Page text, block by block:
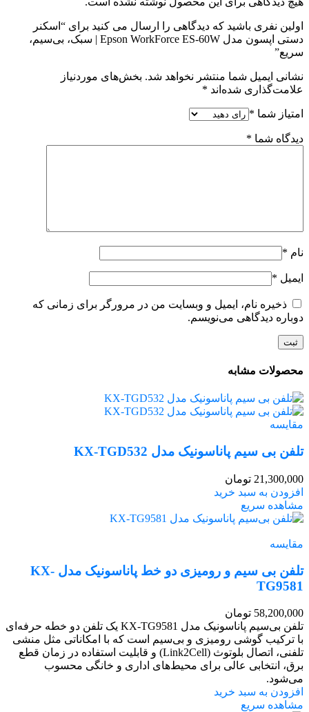
اولین نفری باشید که دیدگاهی را ارسال می کنید برای “اسکنر
دستی اپسون مدل Epson WorkForce ES-60W | سبک، بی‌سیم،
سریع”
نشانی ایمیل شما منتشر نخواهد شد. بخش‌های موردنیاز
علامت‌گذاری شده‌اند *
امتیاز شما *
دیدگاه شما *
نام *
ایمیل *
ذخیره نام، ایمیل و وبسایت من در مرورگر برای زمانی که
دوباره دیدگاهی می‌نویسم.
محصولات مشابه
مقایسه
تلفن بی سیم پاناسونیک مدل KX-TGD532
21,300,000 تومان
افزودن به سبد خرید
مشاهده سریع
مقایسه
تلفن بی سیم و رومیزی دو خط پاناسونیک مدل KX-
TG9581
58,200,000 تومان
تلفن بی‌سیم پاناسونیک مدل KX-TG9581 یک تلفن دو خطه حرفه‌ای
با ترکیب گوشی رومیزی و بی‌سیم است که با امکاناتی مثل منشی
تلفنی، اتصال بلوتوث (Link2Cell) و قابلیت استفاده در زمان قطع
برق، انتخابی عالی برای محیط‌های اداری و خانگی محسوب
می‌شود.
افزودن به سبد خرید
مشاهده سریع